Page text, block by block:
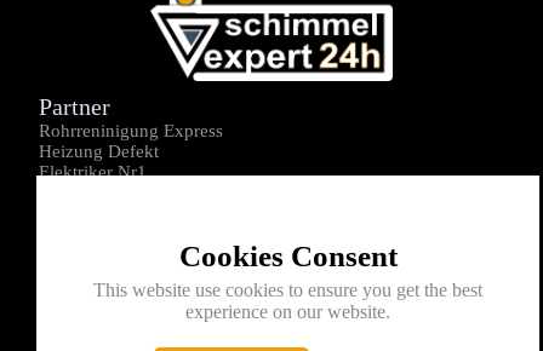
Cookies Consent
This website use cookies to ensure you get the best
experience on our website.
Partner
Rohrreninigung Express
Heizung Defekt
Elektriker Nr1
Kontakt